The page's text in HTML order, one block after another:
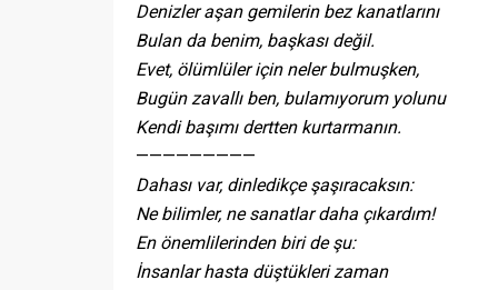
Denizler aşan gemilerin bez kanatlarını
Bulan da benim, başkası değil.
Evet, ölümlüler için neler bulmuşken,
Bugün zavallı ben, bulamıyorum yolunu
Kendi başımı dertten kurtarmanın.
—————————
Dahası var, dinledikçe şaşıracaksın:
Ne bilimler, ne sanatlar daha çıkardım!
En önemlilerinden biri de şu:
İnsanlar hasta düştükleri zaman